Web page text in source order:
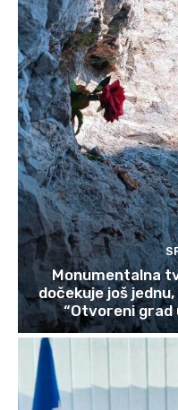
Monumentalna
dočekuje još
“Otvoreni